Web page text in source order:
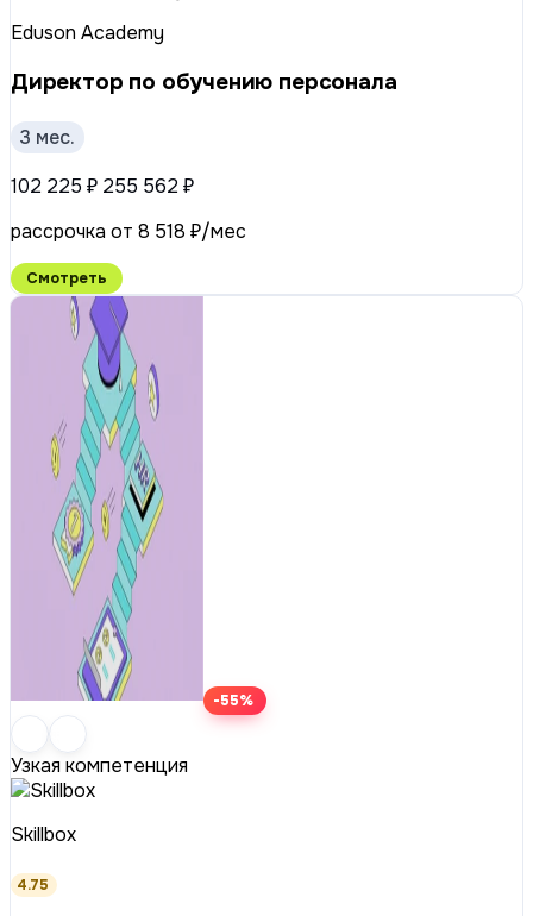
Eduson Academy
Директор по обучению персонала
3 мес.
102 225 ₽ 255 562 ₽
рассрочка от 8 518 ₽/мес
Смотреть
-55%
Узкая компетенция
Skillbox
4.75